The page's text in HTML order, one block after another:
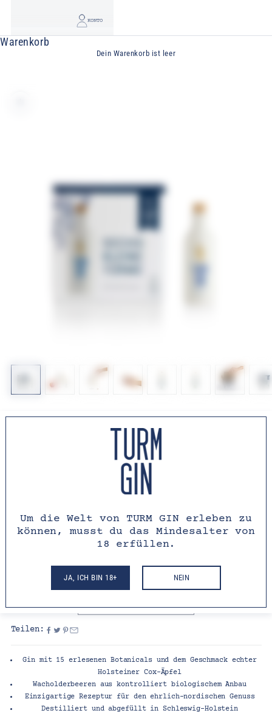
KONTO
Warenkorb
Dein Warenkorb ist leer
TURM GIN
MINIATUR-FLASCHE
- 6ER-SET (6X JE
50ML) BIO
Angebot
69,90 €233,00 € / l
Lieferzeit: 2-3 Tage
Teilen:
Gin mit 15 erlesenen Botanicals und dem Geschmack echter
Holsteiner Cox-Äpfel
Wacholderbeeren aus kontrolliert biologischem Anbau
Einzigartige Rezeptur für den ehrlich-nordischen Genuss
Destilliert und abgefüllt in Schleswig-Holstein
Um die Welt von TURM GIN erleben zu
können, musst du das Mindesalter von
18 erfüllen.
JA, ICH BIN 18+ NEIN